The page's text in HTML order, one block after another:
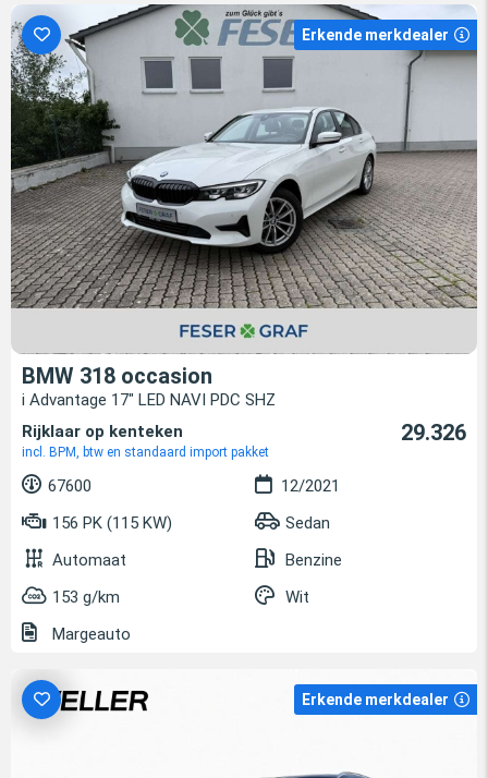
Erkende merkdealer
BMW 318 occasion
i Advantage 17" LED NAVI PDC SHZ
Rijklaar op kenteken
incl. BPM, btw en standaard import pakket
29.326
67600
12/2021
156 PK (115 KW)
Sedan
Automaat
Benzine
153 g/km
Wit
Margeauto
Erkende merkdealer